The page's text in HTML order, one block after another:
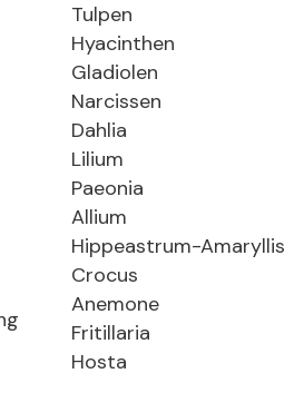
Tulpen
Hyacinthen
Gladiolen
Narcissen
Dahlia
Lilium
Paeonia
Allium
Hippeastrum-Amaryllis
Crocus
Anemone
Fritillaria
Hosta